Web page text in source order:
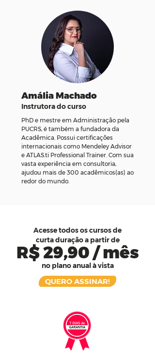
Amália Machado
Instrutora do curso
PhD e mestre em Administração pela
PUCRS, é também a fundadora da
Acadêmica. Possui certificações
internacionais como Mendeley Advisor
e ATLAS.ti Professional Trainer. Com sua
vasta experiência em consultoria,
ajudou mais de 300 acadêmicos(as) ao
redor do mundo.
Acesse todos os cursos de
curta duração a partir de
no plano anual à vista
R$ 29,90 / mês
QUERO ASSINAR!